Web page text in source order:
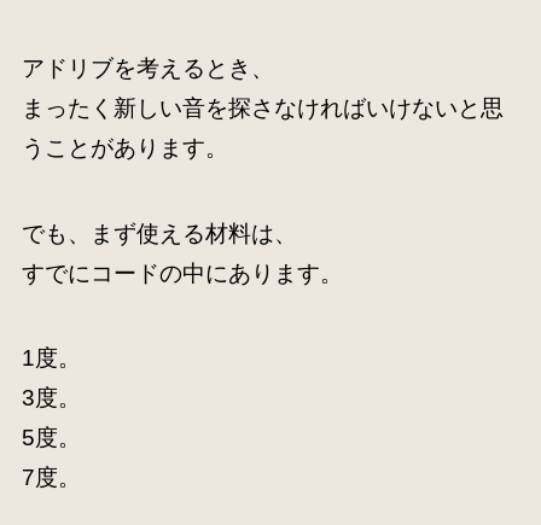
アドリブを考えるとき、
まったく新しい音を探さなければいけないと思
うことがあります。
でも、まず使える材料は、
すでにコードの中にあります。
1度。
3度。
5度。
7度。